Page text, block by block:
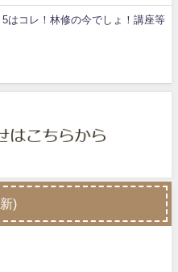
はコレ！林修の今でしょ！講座等
)